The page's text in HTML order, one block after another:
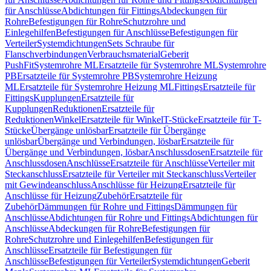
für AnschlüsseAbdichtungen für FittingsAbdeckungen für
RohreBefestigungen für RohreSchutzrohre und
EinlegehilfenBefestigungen für AnschlüsseBefestigungen für
VerteilerSystemdichtungenSets Schraube für
FlanschverbindungenVerbrauchsmaterialGeberit
PushFitSystemrohre MLErsatzteile für Systemrohre MLSystemrohre
PBErsatzteile für Systemrohre PBSystemrohre Heizung
MLErsatzteile für Systemrohre Heizung MLFittingsErsatzteile für
FittingsKupplungenErsatzteile für
KupplungenReduktionenErsatzteile für
ReduktionenWinkelErsatzteile für WinkelT-StückeErsatzteile für T-
StückeÜbergänge unlösbarErsatzteile für Übergänge
unlösbarÜbergänge und Verbindungen, lösbarErsatzteile für
Übergänge und Verbindungen, lösbarAnschlussdosenErsatzteile für
AnschlussdosenAnschlüsseErsatzteile für AnschlüsseVerteiler mit
SteckanschlussErsatzteile für Verteiler mit SteckanschlussVerteiler
mit GewindeanschlussAnschlüsse für HeizungErsatzteile für
Anschlüsse für HeizungZubehörErsatzteile für
ZubehörDämmungen für Rohre und FittingsDämmungen für
AnschlüsseAbdichtungen für Rohre und FittingsAbdichtungen für
AnschlüsseAbdeckungen für RohreBefestigungen für
RohreSchutzrohre und EinlegehilfenBefestigungen für
AnschlüsseErsatzteile für Befestigungen für
AnschlüsseBefestigungen für VerteilerSystemdichtungenGeberit